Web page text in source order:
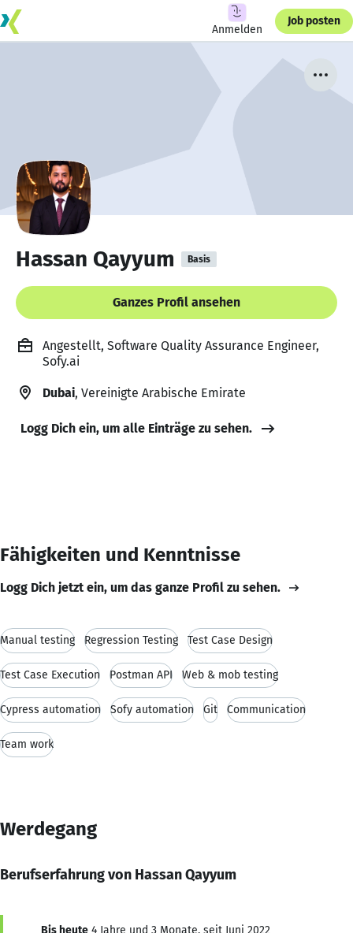
Anmelden
Job posten
Hassan Qayyum Basis
Ganzes Profil ansehen
Angestellt, Software Quality Assurance Engineer,
Sofy.ai
Dubai, Vereinigte Arabische Emirate
Logg Dich ein, um alle Einträge zu sehen.
Fähigkeiten und Kenntnisse
Logg Dich jetzt ein, um das ganze Profil zu sehen.
Manual testing Regression Testing Test Case Design
Test Case Execution Postman API Web & mob testing
Cypress automation Sofy automation Git Communication
Team work
Werdegang
Berufserfahrung von Hassan Qayyum
Bis heute 4 Jahre und 3 Monate, seit Juni 2022